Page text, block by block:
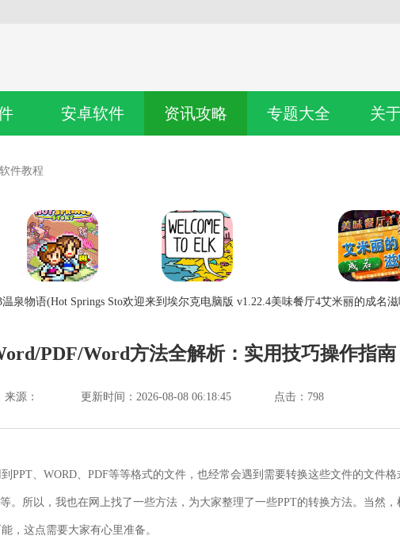
安卓软件 资讯攻略 专题大全 关
软件教程
温泉物语(Hot Springs Sto欢迎来到埃尔克电脑版 v1.22.4美味餐厅4艾米丽的成名
PDF/Word方法全解析：实用技巧操作指南
来源： 更新时间：2026-08-08 06:18:45 点击： 798
PPT、WORD、PDF等等格式的文件，也经常会遇到需要转换这些文件的文件格
。所以，我也在网上找了一些方法，为大家整理了一些PPT的转换方法。当然，
，这点需要大家有心里准备。